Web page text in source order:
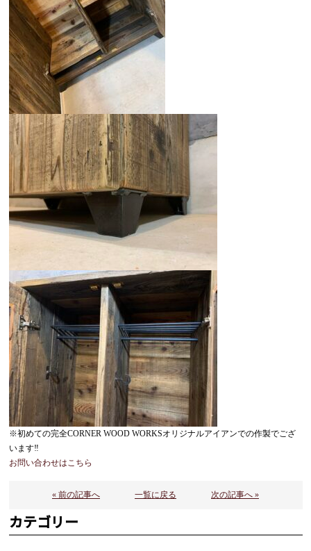
※初めての完全CORNER WOOD WORKSオリジナルアイアンでの作製でござ
います‼︎
お問い合わせはこちら
« 前の記事へ 一覧に戻る 次の記事へ »
カテゴリー